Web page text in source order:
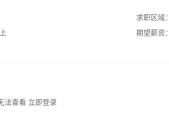
求职区域：
期望薪资：
法查看 立即登录